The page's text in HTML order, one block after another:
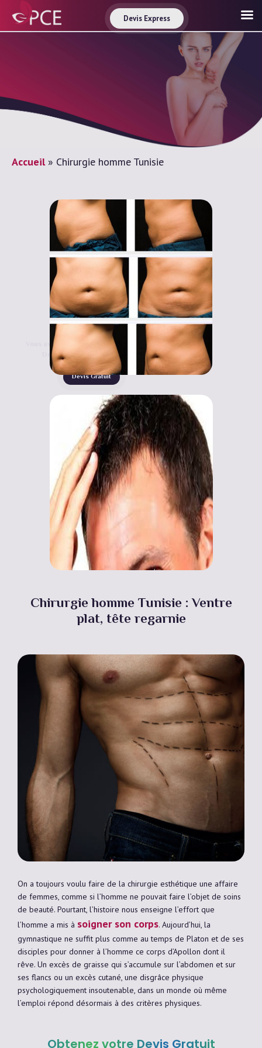
Vous avez droit à la chirurgie esthétique
Devis gratuit en 30 secondes !
Devis Gratuit
Accueil» Chirurgie homme Tunisie
Chirurgie homme Tunisie : Ventre
plat, tête regarnie
On a toujours voulu faire de la chirurgie esthétique une affaire
de femmes, comme si l’homme ne pouvait faire l’objet de soins
de beauté. Pourtant, l’histoire nous enseigne l’effort que
l’homme a mis à soigner son corps. Aujourd’hui, la
gymnastique ne suffit plus comme au temps de Platon et de ses
disciples pour donner à l’homme ce corps d’Apollon dont il
rêve. Un excès de graisse qui s’accumule sur l’abdomen et sur
ses flancs ou un excès cutané, une disgrâce physique
psychologiquement insoutenable, dans un monde où même
l’emploi répond désormais à des critères physiques.
Obtenez votre Devis Gratuit
Devis Express